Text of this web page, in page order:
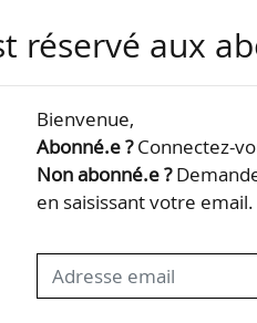
demandeurs d’emploi,
d’engagement ;
d’engagement
d’action et à
réservé aux
Bienvenue,
Abonné.e ?Connectez-
Non abonné.e ?
en saisissant votre email.